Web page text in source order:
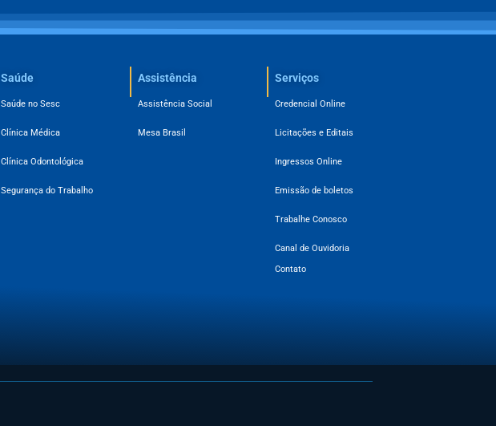
Saúde
Saúde no Sesc
Clínica Médica
Clínica Odontológica
Segurança do Trabalho
Assistência
Assistência Social
Mesa Brasil
Serviços
Credencial Online
Licitações e Editais
Ingressos Online
Emissão de boletos
Trabalhe Conosco
Canal de Ouvidoria
Contato